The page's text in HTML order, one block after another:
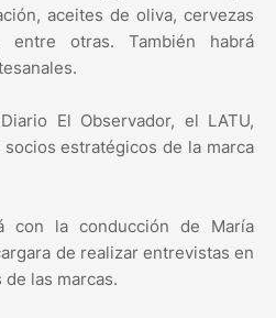
aceites de oliva, cervezas
entre otras. También habrá
El Observador, el LATU,
estratégicos de la marca
con la conducción de María
de realizar entrevistas en
las marcas.